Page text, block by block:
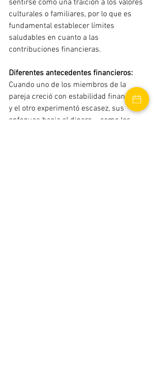
sentirse como una traición a los valores
culturales o familiares, por lo que es
fundamental establecer límites
saludables en cuanto a las
contribuciones financieras.
Diferentes antecedentes financieros:
Cuando uno de los miembros de la
pareja creció con estabilidad financiera
y el otro experimentó escasez, sus
enfoques hacia el dinero —como los